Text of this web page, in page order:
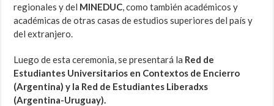
regionales y del MINEDUC, como también académicos y
académicas de otras casas de estudios superiores del país y
del extranjero.
Luego de esta ceremonia, se presentará la Red de
Estudiantes Universitarios en Contextos de Encierro
(Argentina) y la Red de Estudiantes Liberadxs
(Argentina-Uruguay).